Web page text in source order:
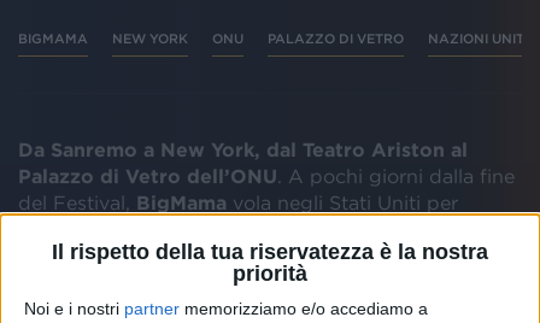
Il rispetto della tua riservatezza è la nostra
priorità
Noi e i nostri partner memorizziamo e/o accediamo a
BIGMAMA NEW YORK ONU PALAZZO DI VETRO NAZIONI UNITE
Da Sanremo a New York, dal Teatro Ariston al
Palazzo di Vetro dell’ONU . A pochi giorni dalla fine
del Festival, BigMama vola negli Stati Uniti per
parlare a loro difuturo, nell’Aula dell'Assemblea
Nazioni Unite.